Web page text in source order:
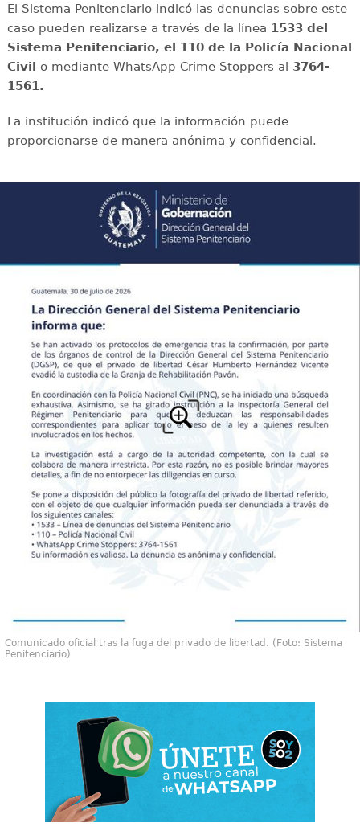
El Sistema Penitenciario indicó las denuncias sobre este
caso pueden realizarse a través de la línea 1533 del
Sistema Penitenciario, el 110 de la Policía Nacional
Civil o mediante WhatsApp Crime Stoppers al 3764-
1561.
La institución indicó que la información puede
proporcionarse de manera anónima y confidencial.
Comunicado oficial tras la fuga del privado de libertad. (Foto: Sistema
Penitenciario)